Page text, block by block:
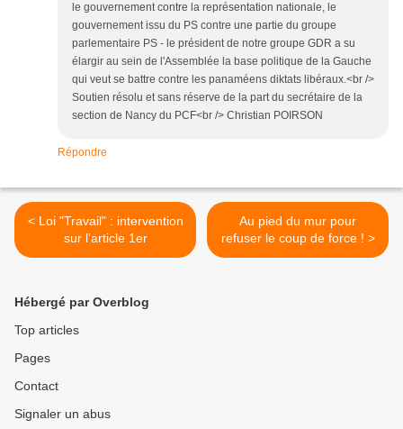
le gouvernement contre la représentation nationale, le
gouvernement issu du PS contre une partie du groupe
parlementaire PS - le président de notre groupe GDR a su
élargir au sein de l'Assemblée la base politique de la Gauche
qui veut se battre contre les panaméens diktats libéraux.<br />
Soutien résolu et sans réserve de la part du secrétaire de la
section de Nancy du PCF<br /> Christian POIRSON
Répondre
< Loi "Travail" : intervention
sur l’article 1er
Au pied du mur pour
refuser le coup de force ! >
Hébergé par Overblog
Top articles
Pages
Contact
Signaler un abus